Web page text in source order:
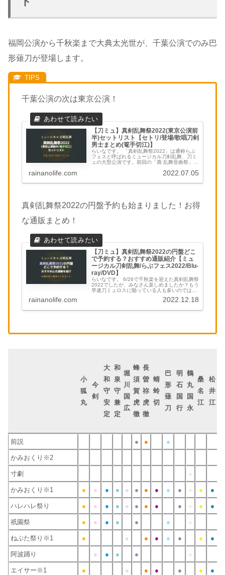
福岡公演から千秋楽まで大典太光世が、千葉公演でのみ巴
形薙刀が登場します。
千葉公演の次は東京公演！
【刀ミュ】真剣乱舞祭2022(東京公演前
半)セットリスト【セトリ/登場/歌唱刀剣
男士まとめ(篭手切江)】
らいなです。 「真剣乱舞祭2022」は通称らぶ
フェスと呼ばれるミュージカル刀剣乱舞、刀ミ
ュの大型公演です。前回の「壽 乱舞音曲祭」か
に代わる刀剣男士を含めると33振りという大所
rainanolife.com 2022.07.05
真剣乱舞祭2022の円盤予約も始まりました！お得
な通販まとめ！
【刀ミュ】真剣乱舞祭2022の円盤どこ
で予約する？おすすめ通販紹介【ミュ
ージカル刀剣乱舞/らぶフェス2022/Blu-
ray/DVD】
らいなです。 6/26で千秋楽を迎えた真剣乱舞祭
2022でしたが、みなさん楽しめましたか？もう
早速刀ミュロスに陥っている人も多いのではな
いでしょうか？私もその一人です。 2023年9月
には、らぶフェス等の大型公演初の野外開催と
rainanolife.com 2022.12.18
小
狐
丸
今
剣
大
和
守
安
定
和
泉
守
兼
定
堀
川
国
広
蜂
須
賀
虎
徹
長
曽
祢
虎
徹
蜻
蛉
切
巴
形
薙
刀
明
石
国
行
鶴
丸
国
永
桑
名
江
松
井
江
前説 ● ● ●
かみおくり※2
寸劇 ●
かみおくり※1 ● ● ● ● ● ● ● ● ● ● ● ● ●
ハレハレ祭り ● ● ● ● ● ● ● ● ● ● ● ●
祇園祭 ● ● ● ● ● ● ●
ねぶた祭り※1 ● ● ● ● ● ● ● ●
阿波踊り ● ● ● ● ●
エイサー※1 ● ● ● ● ● ● ●